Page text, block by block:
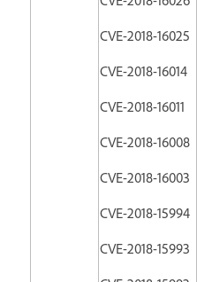
CVE-2018-16025
CVE-2018-16014
CVE-2018-16011
CVE-2018-16008
CVE-2018-16003
CVE-2018-15994
CVE-2018-15993